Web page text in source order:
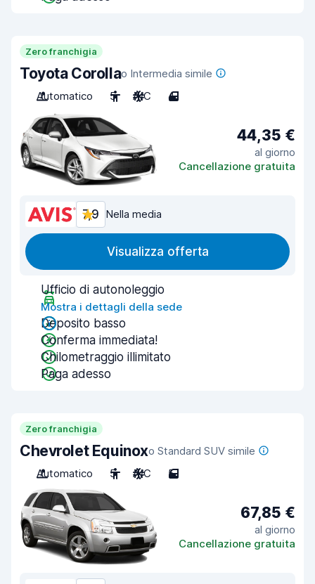
Zero franchigia
Toyota Corollao Intermedia simile
Automatico
5 A/C 4
44,35 €
al giorno
Cancellazione gratuita
7,9 Nella media
Visualizza offerta
Ufficio di autonoleggio
Mostra i dettagli della sede
Deposito basso
Conferma immediata!
Chilometraggio illimitato
Paga adesso
Zero franchigia
Chevrolet Equinoxo Standard SUV simile
Automatico
5 A/C 5
67,85 €
al giorno
Cancellazione gratuita